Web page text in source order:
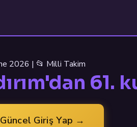
2026 | 📂 Milli Takim
61.
Giriş Yap →